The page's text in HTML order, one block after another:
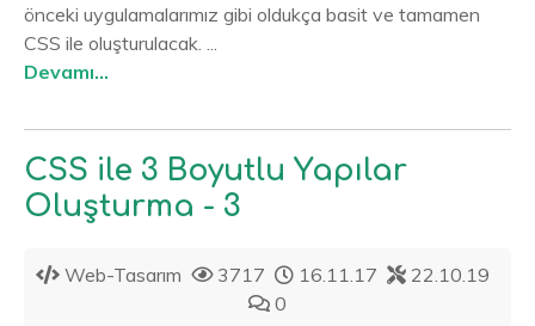
önceki uygulamalarımız gibi oldukça basit ve tamamen
CSS ile oluşturulacak. ...
Devamı...
CSS ile 3 Boyutlu Yapılar
Oluşturma - 3
Web-Tasarım 3717 16.11.17
22.10.19
0